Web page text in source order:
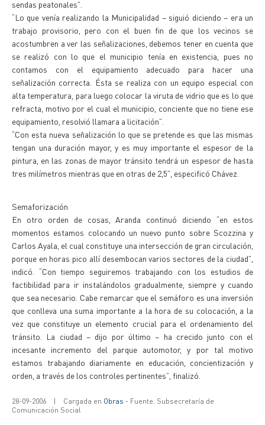
sendas peatonales”.
“Lo que venía realizando la Municipalidad – siguió diciendo – era un
trabajo provisorio, pero con el buen fin de que los vecinos se
acostumbren a ver las señalizaciones, debemos tener en cuenta que
se realizó con lo que el municipio tenía en existencia, pues no
contamos con el equipamiento adecuado para hacer una
señalización correcta. Ésta se realiza con un equipo especial con
alta temperatura, para luego colocar la viruta de vidrio que es lo que
refracta, motivo por el cual el municipio, conciente que no tiene ese
equipamiento, resolvió llamara a licitación”.
“Con esta nueva señalización lo que se pretende es que las mismas
tengan una duración mayor, y es muy importante el espesor de la
pintura, en las zonas de mayor tránsito tendrá un espesor de hasta
tres milímetros mientras que en otras de 2,5”, especificó Chávez.
Semaforización
En otro orden de cosas, Aranda continuó diciendo “en estos
momentos estamos colocando un nuevo punto sobre Scozzina y
Carlos Ayala, el cual constituye una intersección de gran circulación,
porque en horas pico allí desembocan varios sectores de la ciudad”,
indicó. “Con tiempo seguiremos trabajando con los estudios de
factibilidad para ir instalándolos gradualmente, siempre y cuando
que sea necesario. Cabe remarcar que el semáforo es una inversión
que conlleva una suma importante a la hora de su colocación, a la
vez que constituye un elemento crucial para el ordenamiento del
tránsito. La ciudad – dijo por último – ha crecido junto con el
incesante incremento del parque automotor, y por tal motivo
estamos trabajando diariamente en educación, concientización y
orden, a través de los controles pertinentes”, finalizó.
28-09-2006 | Cargada en Obras - Fuente: Subsecretaría de
Comunicación Social